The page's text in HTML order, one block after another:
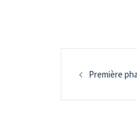
Première